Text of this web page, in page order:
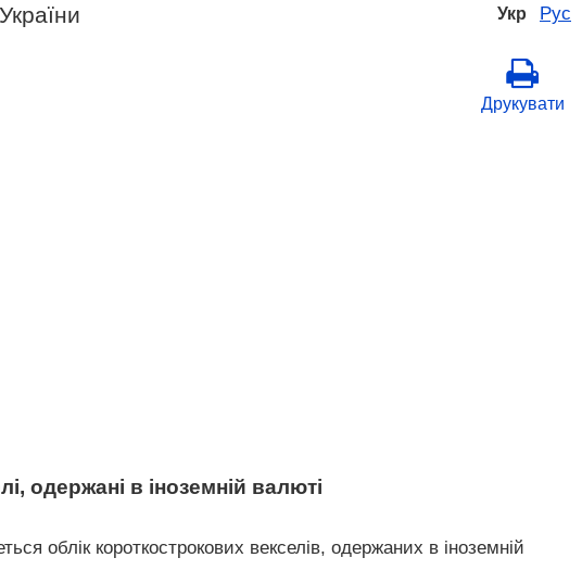
Укр Рус
Друкувати
одержані в іноземній валюті
облік короткострокових векселів, одержаних в іноземній